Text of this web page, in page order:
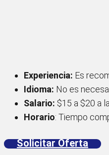
Experiencia: Es
Idioma: No es
Salario: $15 a $20 a
Horario: Tiempo
Solicitar Oferta